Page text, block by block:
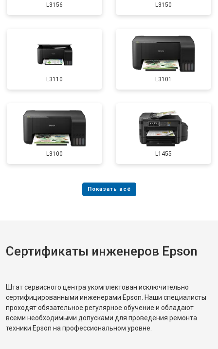
L3156 L3150
L3110 L3101
L3100 L1455
Сертификаты инженеров Epson
Штат сервисного центра укомплектован исключительно
сертифицированными инженерами Epson. Наши специалисты
проходят обязательное регулярное обучение и обладают
всеми необходимыми допусками для проведения ремонта
техники Epson на профессиональном уровне.